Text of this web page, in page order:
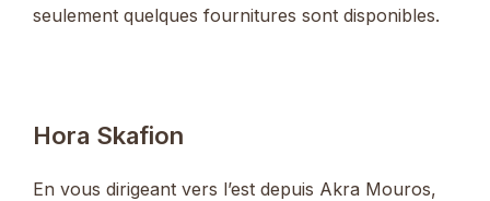
seulement quelques fournitures sont disponibles.
Hora Skafion
En vous dirigeant vers l’est depuis Akra Mouros,